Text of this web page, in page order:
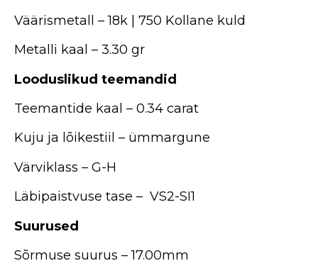
Väärismetall – 18k | 750 Kollane kuld
Metalli kaal – 3.30 gr
Looduslikud teemandid
Teemantide kaal – 0.34 carat
Kuju ja lõikestiil – ümmargune
Värviklass – G-H
Läbipaistvuse tase – VS2-SI1
Suurused
Sõrmuse suurus – 17.00mm